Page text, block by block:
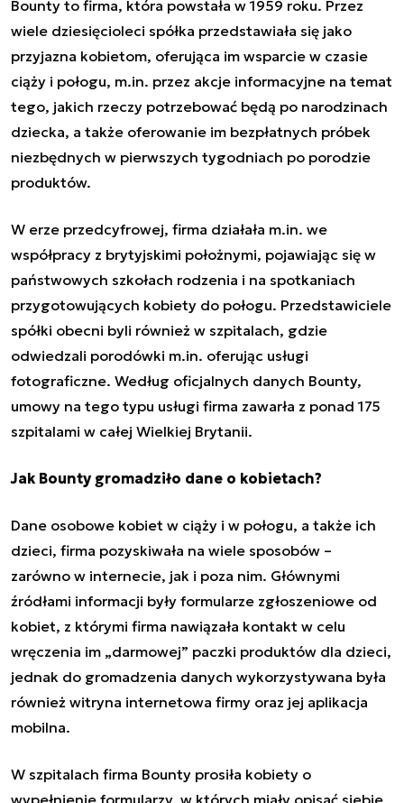
Bounty to firma, która powstała w 1959 roku. Przez
wiele dziesięcioleci spółka przedstawiała się jako
przyjazna kobietom, oferująca im wsparcie w czasie
ciąży i połogu, m.in. przez akcje informacyjne na temat
tego, jakich rzeczy potrzebować będą po narodzinach
dziecka, a także oferowanie im bezpłatnych próbek
niezbędnych w pierwszych tygodniach po porodzie
produktów.
W erze przedcyfrowej, firma działała m.in. we
współpracy z brytyjskimi położnymi, pojawiając się w
państwowych szkołach rodzenia i na spotkaniach
przygotowujących kobiety do połogu. Przedstawiciele
spółki obecni byli również w szpitalach, gdzie
odwiedzali porodówki m.in. oferując usługi
fotograficzne. Według oficjalnych danych Bounty,
umowy na tego typu usługi firma zawarła z ponad 175
szpitalami w całej Wielkiej Brytanii.
Jak Bounty gromadziło dane o kobietach?
Dane osobowe kobiet w ciąży i w połogu, a także ich
dzieci, firma pozyskiwała na wiele sposobów –
zarówno w internecie, jak i poza nim. Głównymi
źródłami informacji były formularze zgłoszeniowe od
kobiet, z którymi firma nawiązała kontakt w celu
wręczenia im „darmowej” paczki produktów dla dzieci,
jednak do gromadzenia danych wykorzystywana była
również witryna internetowa firmy oraz jej aplikacja
mobilna.
W szpitalach firma Bounty prosiła kobiety o
wypełnienie formularzy, w których miały opisać siebie